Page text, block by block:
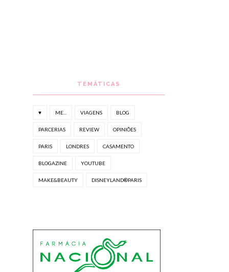
TEMÁTICAS
♥ ME... VIAGENS BLOG
PARCERIAS REVIEW OPINIÕES
PARIS LONDRES CASAMENTO
BLOGAZINE YOUTUBE
MAKE&BEAUTY DISNEYLAND®PARIS